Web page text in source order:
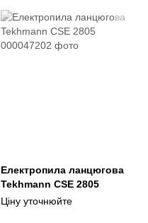
Електропила ланцюгова
Tekhmann CSE 2805
Ціну уточнюйте